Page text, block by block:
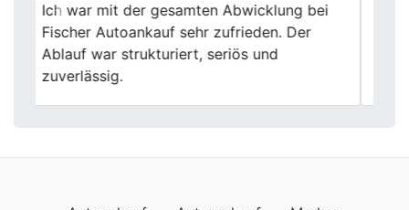
Mein Kleinwagen war nichts Besonderes,
aber genau so wurde er auch behandelt –
ganz normal und ohne Theater. Verkauf lief
ruhig durch.
Previous